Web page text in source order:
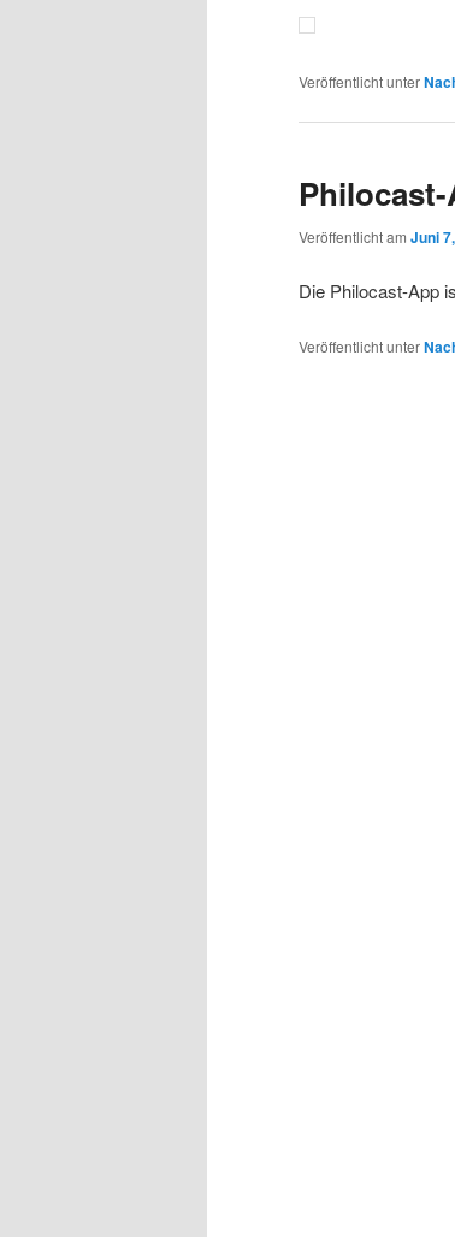
Veröffentlicht unter
Veröffentlicht am Juni
Die Philocast-App
Veröffentlicht unter